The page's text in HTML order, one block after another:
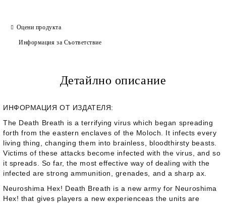
Оцени продукта
Информация за Съответствие
Детайлно описание
ИНФОРМАЦИЯ ОТ ИЗДАТЕЛЯ:
The Death Breath is a terrifying virus which began spreading
forth from the eastern enclaves of the Moloch. It infects every
living thing, changing them into brainless, bloodthirsty beasts.
Victims of these attacks become infected with the virus, and so
it spreads. So far, the most effective way of dealing with the
infected are strong ammunition, grenades, and a sharp ax.
Neuroshima Hex! Death Breath is a new army for Neuroshima
Hex! that gives players a new experienceas the units are